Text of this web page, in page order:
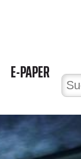
E-PAPER